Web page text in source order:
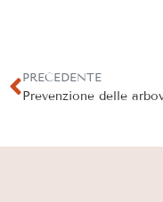
PRECEDENTE